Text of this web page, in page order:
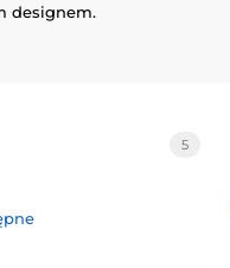
designem.
5